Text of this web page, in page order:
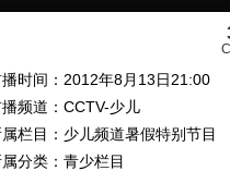
时间：2012年8月13日21:00
频道： CCTV-少儿
栏目： 少儿频道暑假特别节目
属分类：青少栏目